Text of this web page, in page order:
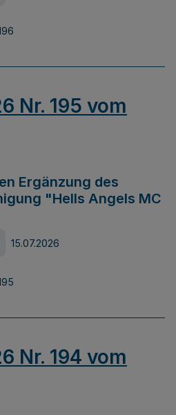
Nr. 195 vom
Ergänzung des
"Hells Angels MC
15.07.2026
Nr. 194 vom